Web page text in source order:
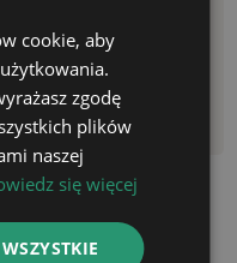
kancelaria
Następny wpis
cookie, aby
zgodę
plików
naszej
się więcej